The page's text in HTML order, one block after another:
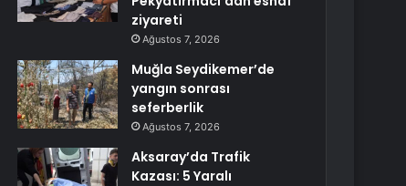
ziyareti
Ağustos 7, 2026
Muğla Seydikemer’de
yangın sonrası
seferberlik
Ağustos 7, 2026
Aksaray’da Trafik
Kazası: 5 Yaralı